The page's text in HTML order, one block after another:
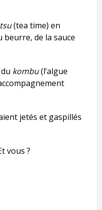
(tea time) en
beurre, de la sauce
kombu(l’algue
jetés et gaspillés
vous ?